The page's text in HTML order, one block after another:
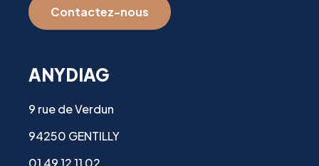
Contactez-nous
ANYDIAG
9 rue de Verdun
94250 GENTILLY
01 49 12 11 02